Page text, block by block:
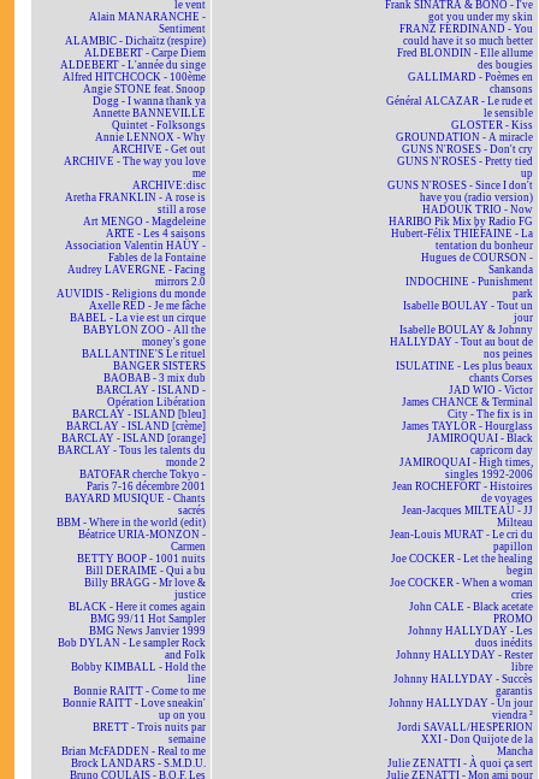
le vent
Alain MANARANCHE -
Sentiment
ALAMBIC - Dichaïtz (respire)
ALDEBERT - Carpe Diem
ALDEBERT - L'année du singe
Alfred HITCHCOCK - 100ème
Angie STONE feat. Snoop
Dogg - I wanna thank ya
Annette BANNEVILLE
Quintet - Folksongs
Annie LENNOX - Why
ARCHIVE - Get out
ARCHIVE - The way you love
me
ARCHIVE:disc
Aretha FRANKLIN - A rose is
still a rose
Art MENGO - Magdeleine
ARTE - Les 4 saisons
Association Valentin HAÜY -
Fables de la Fontaine
Audrey LAVERGNE - Facing
mirrors 2.0
AUVIDIS - Religions du monde
Axelle RED - Je me fâche
BABEL - La vie est un cirque
BABYLON ZOO - All the
money's gone
BALLANTINE'S Le rituel
BANGER SISTERS
BAOBAB - 3 mix dub
BARCLAY - ISLAND -
Opération Libération
BARCLAY - ISLAND [bleu]
BARCLAY - ISLAND [crème]
BARCLAY - ISLAND [orange]
BARCLAY - Tous les talents du
monde 2
BATOFAR cherche Tokyo -
Paris 7-16 décembre 2001
BAYARD MUSIQUE - Chants
sacrés
BBM - Where in the world (edit)
Béatrice URIA-MONZON -
Carmen
BETTY BOOP - 1001 nuits
Bill DERAIME - Qui a bu
Billy BRAGG - Mr love &
justice
BLACK - Here it comes again
BMG 99/11 Hot Sampler
BMG News Janvier 1999
Bob DYLAN - Le sampler Rock
and Folk
Bobby KIMBALL - Hold the
line
Bonnie RAITT - Come to me
Bonnie RAITT - Love sneakin'
up on you
BRETT - Trois nuits par
semaine
Brian McFADDEN - Real to me
Brock LANDARS - S.M.D.U.
Bruno COULAIS - B.O.F. Les
Frank SINATRA & BONO - I've
got you under my skin
FRANZ FERDINAND - You
could have it so much better
Fred BLONDIN - Elle allume
des bougies
GALLIMARD - Poèmes en
chansons
Général ALCAZAR - Le rude et
le sensible
GLOSTER - Kiss
GROUNDATION - A miracle
GUNS N'ROSES - Don't cry
GUNS N'ROSES - Pretty tied
up
GUNS N'ROSES - Since I don't
have you (radio version)
HADOUK TRIO - Now
HARIBO Pik Mix by Radio FG
Hubert-Félix THIÉFAINE - La
tentation du bonheur
Hugues de COURSON -
Sankanda
INDOCHINE - Punishment
park
Isabelle BOULAY - Tout un
jour
Isabelle BOULAY & Johnny
HALLYDAY - Tout au bout de
nos peines
ISULATINE - Les plus beaux
chants Corses
JAD WIO - Victor
James CHANCE & Terminal
City - The fix is in
James TAYLOR - Hourglass
JAMIROQUAI - Black
capricorn day
JAMIROQUAI - High times,
singles 1992-2006
Jean ROCHEFORT - Histoires
de voyages
Jean-Jacques MILTEAU - JJ
Milteau
Jean-Louis MURAT - Le cri du
papillon
Joe COCKER - Let the healing
begin
Joe COCKER - When a woman
cries
John CALE - Black acetate
PROMO
Johnny HALLYDAY - Les
duos inédits
Johnny HALLYDAY - Rester
libre
Johnny HALLYDAY - Succès
garantis
Johnny HALLYDAY - Un jour
viendra ²
Jordi SAVALL/HESPERION
XXI - Don Quijote de la
Mancha
Julie ZENATTI - À quoi ça sert
Julie ZENATTI - Mon ami pour